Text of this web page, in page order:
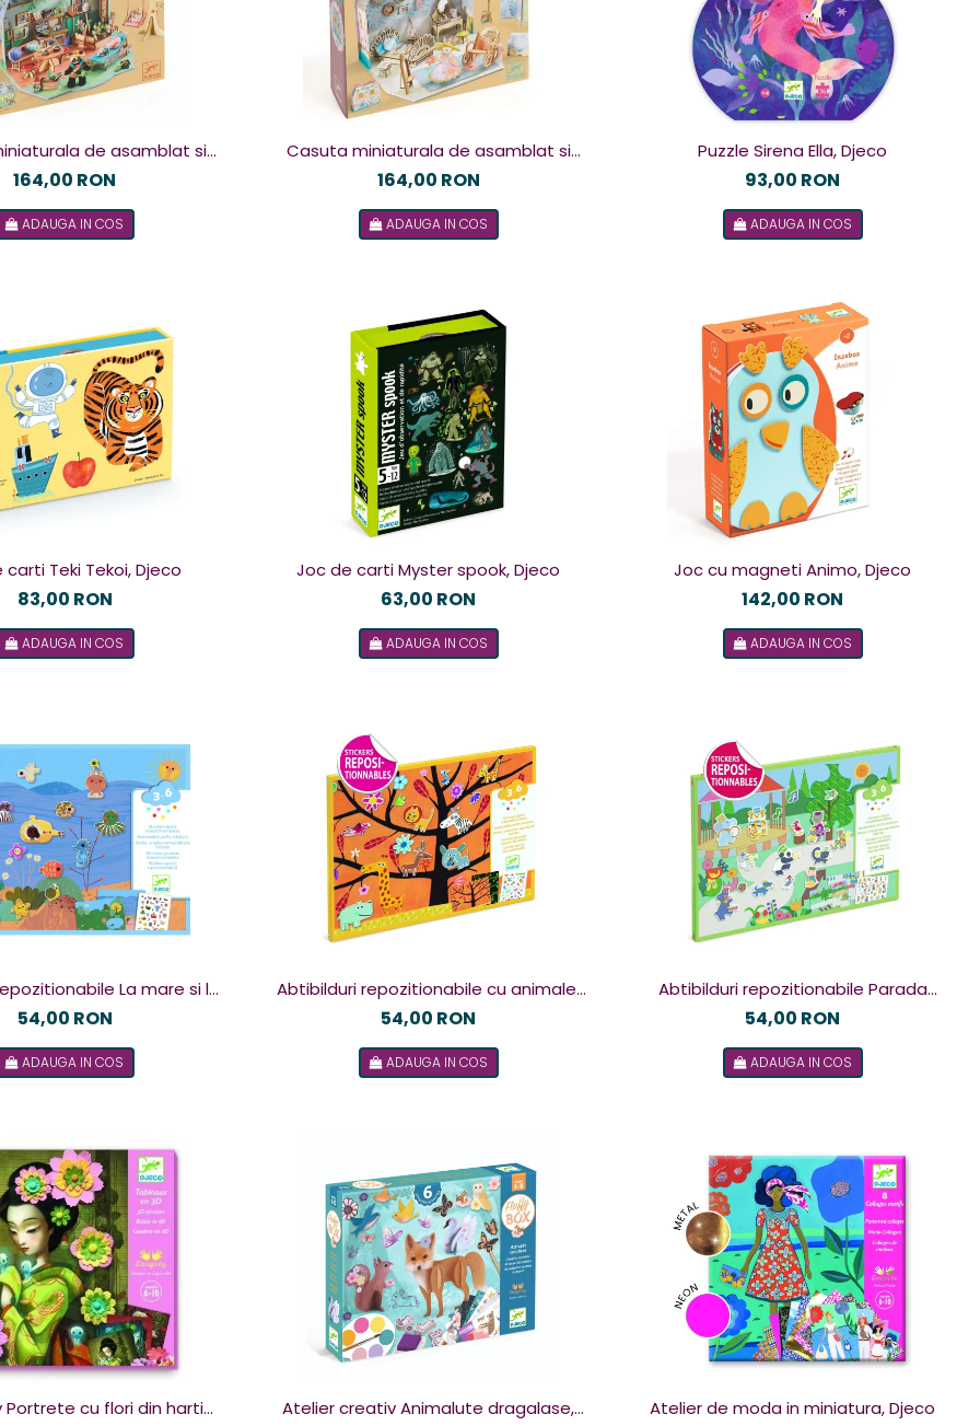
de asamblat si
Olive , Djeco
164,00 RON
ADAUGA IN COS
Casuta miniaturala de asamblat si
colorat Alba, Djeco
164,00 RON
ADAUGA IN COS
Puzzle Sirena Ella, Djeco
93,00 RON
ADAUGA IN COS
carti Teki Tekoi, Djeco
83,00 RON
ADAUGA IN COS
Joc de carti Myster spook, Djeco
63,00 RON
ADAUGA IN COS
Joc cu magneti Animo, Djeco
142,00 RON
ADAUGA IN COS
La mare si la
tara, Djeco
54,00 RON
ADAUGA IN COS
Abtibilduri repozitionabile cu animale,
Djeco
54,00 RON
ADAUGA IN COS
Abtibilduri repozitionabile Parada
muzicala, Djeco
54,00 RON
ADAUGA IN COS
cu flori din hartie,
Atelier creativ Animalute dragalase,
Atelier de moda in miniatura, Djeco